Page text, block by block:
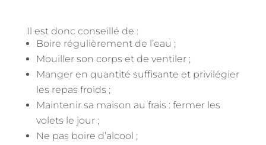
Il est donc conseillé de :
Boire régulièrement de l’eau ;
Mouiller son corps et de ventiler ;
Manger en quantité suffisante et privilégier
les repas froids ;
Maintenir sa maison au frais : fermer les
volets le jour ;
Ne pas boire d’alcool ;